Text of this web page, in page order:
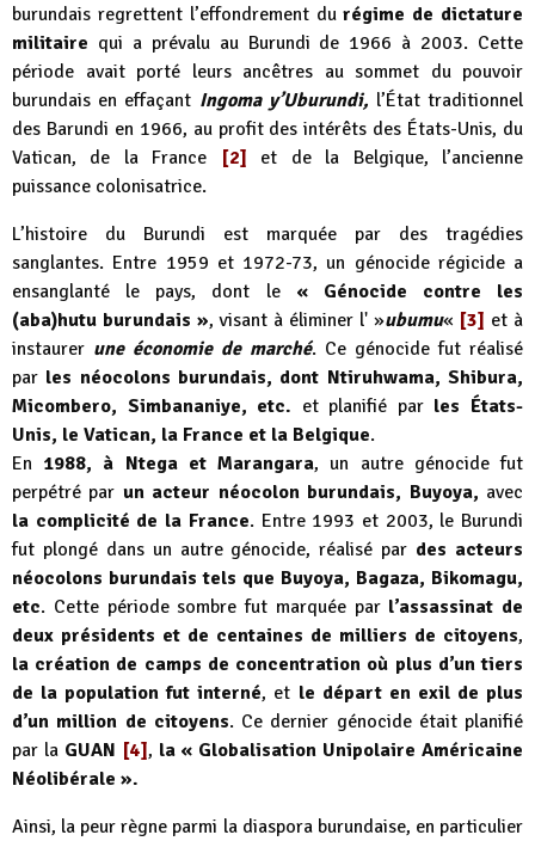
burundais regrettent l’effondrement durégime de dictature
militaire qui a prévalu au Burundi de 1966 à 2003. Cette
période avait porté leurs ancêtres au sommet du pouvoir
burundais en effaçant Ingoma y’Uburundi, l’État traditionnel
des Barundi en 1966, au profit des intérêts des États-Unis, du
Vatican, de la France [2] et de la Belgique, l’ancienne
puissance colonisatrice.
L’histoire du Burundi est marquée par des tragédies
sanglantes. Entre 1959 et 1972-73, un génocide régicide a
ensanglanté le pays, dont le « Génocide contre les
(aba)hutu burundais », visant à éliminer l' »ubumu« [3] et à
instaurer une économie de marché. Ce génocide fut réalisé
par les néocolons burundais, dont Ntiruhwama, Shibura,
Micombero, Simbananiye, etc. et planifié par les États-
Unis, le Vatican, la France et la Belgique.
En 1988, à Ntega et Marangara, un autre génocide fut
perpétré par un acteur néocolon burundais, Buyoya, avec
la complicité de la France. Entre 1993 et 2003, le Burundi
fut plongé dans un autre génocide, réalisé par des acteurs
néocolons burundais tels que Buyoya, Bagaza, Bikomagu,
etc. Cette période sombre fut marquée par l’assassinat de
deux présidents et de centaines de milliers de citoyens,
la création de camps de concentration où plus d’un tiers
de la population fut interné, et le départ en exil de plus
d’un million de citoyens. Ce dernier génocide était planifié
par la GUAN [4], la « Globalisation Unipolaire Américaine
Néolibérale ».
Ainsi, la peur règne parmi la diaspora burundaise, en particulier